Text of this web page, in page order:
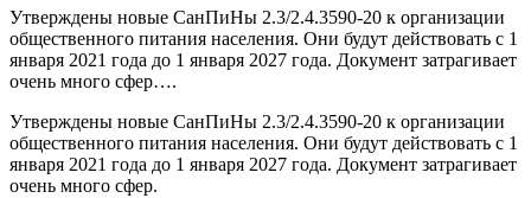
Утверждены новые СанПиНы 2.3/2.4.3590-20 к организации
общественного питания населения. Они будут действовать с 1
января 2021 года до 1 января 2027 года. Документ затрагивает
очень много сфер….
Утверждены новые СанПиНы 2.3/2.4.3590-20 к организации
общественного питания населения. Они будут действовать с 1
января 2021 года до 1 января 2027 года. Документ затрагивает
очень много сфер.